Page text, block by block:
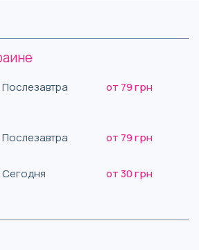
Послезавтра от 79 грн
Послезавтра от 79 грн
Сегодня от 30 грн